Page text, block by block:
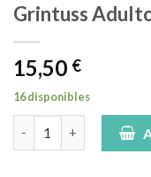
Grintuss
15,50 €
16 disponibles
Grintuss Adulto 180ml